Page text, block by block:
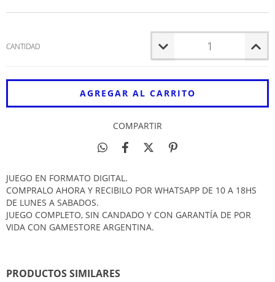
CANTIDAD
COMPARTIR
JUEGO EN FORMATO DIGITAL.
COMPRALO AHORA Y RECIBILO POR WHATSAPP DE 10 A 18HS
DE LUNES A SABADOS.
JUEGO COMPLETO, SIN CANDADO Y CON GARANTÍA DE POR
VIDA CON GAMESTORE ARGENTINA.
PRODUCTOS SIMILARES